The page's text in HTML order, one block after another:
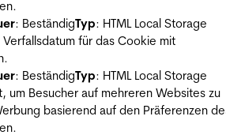
: BeständigTyp: HTML Local Storage
Verfallsdatum für das Cookie mit
: BeständigTyp: HTML Local Storage
um Besucher auf mehreren Websites zu
basierend auf den Präferenzen